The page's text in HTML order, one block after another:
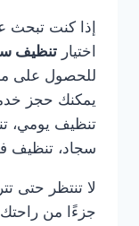
إذا كنت تبحث
اختيار تنظيف
للحصول على
يمكنك حجز
تنظيف يومي،
سجاد، تنظيف
لا تنتظر حتى
جزءًا من